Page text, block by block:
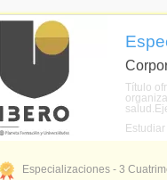
Título
Especializaciones - 3